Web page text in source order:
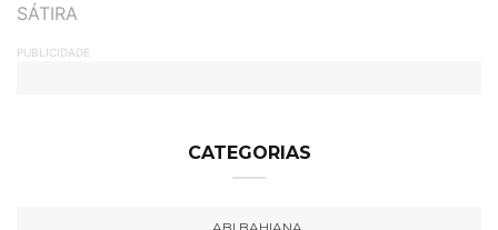
SÁTIRA
PUBLICIDADE
CATEGORIAS